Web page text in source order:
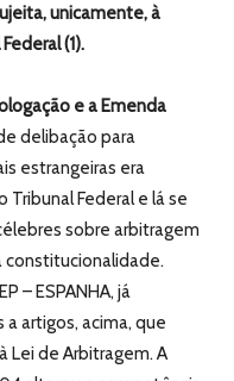
unicamente, à
(1).
e a Emenda
delibação para
estrangeiras era
Federal e lá se
sobre arbitragem
constitucionalidade.
– ESPANHA, já
artigos, acima, que
Lei de Arbitragem. A